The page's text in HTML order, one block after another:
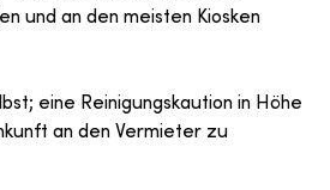
und an den meisten Kiosken
eine Reinigungskaution in Höhe
an den Vermieter zu